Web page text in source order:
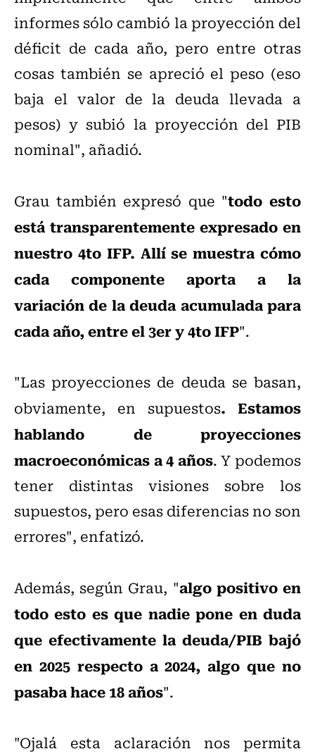
informes sólo cambió la proyección del
déficit de cada año, pero entre otras
cosas también se apreció el peso (eso
baja el valor de la deuda llevada a
pesos) y subió la proyección del PIB
nominal", añadió.
Grau también expresó que "todo esto
está transparentemente expresado en
nuestro 4to IFP. Allí se muestra cómo
cada componente aporta a la
variación de la deuda acumulada para
cada año, entre el 3er y 4to IFP".
"Las proyecciones de deuda se basan,
obviamente, en supuestos. Estamos
hablando de proyecciones
macroeconómicas a 4 años. Y podemos
tener distintas visiones sobre los
supuestos, pero esas diferencias no son
errores", enfatizó.
Además, según Grau, "algo positivo en
todo esto es que nadie pone en duda
que efectivamente la deuda/PIB bajó
en 2025 respecto a 2024, algo que no
pasaba hace 18 años".
"Ojalá esta aclaración nos permita